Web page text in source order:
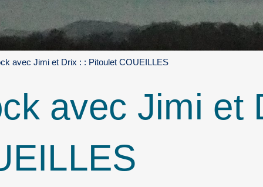
avec Jimi et Drix : : Pitoulet COUEILLES
avec Jimi et